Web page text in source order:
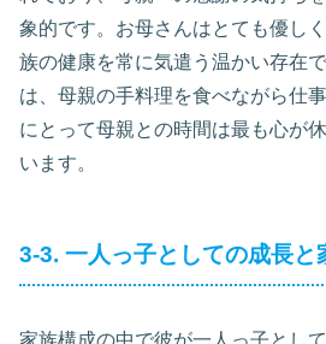
象的です。お母さんはとても優し
族の健康を常に気遣う温かい存在
は、母親の手料理を食べながら仕
にとって母親との時間は最も心が
います。
3-3. 一人っ子としての成長と
家族構成の中で彼が一人っ子とし